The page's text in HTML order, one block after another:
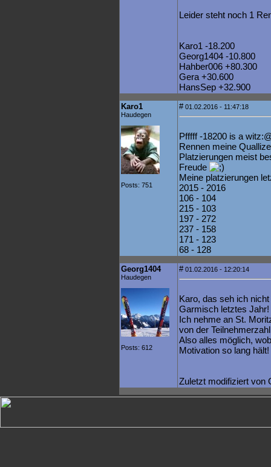
Leider steht noch 1
Karo1 -18.200
Georg1404 -10.800
Hahber006 +80.300
Gera +30.600
HansSep +32.900
Karo1
Haudegen
Posts: 751
#01.02.2016 - 11:47:18
Pfffff -18200 is a
Rennen meine
Platzierungen meist
Freude
Meine platzierungen
2015 - 2016
106 - 104
215 - 103
197 - 272
237 - 158
171 - 123
68 - 128
Georg1404
Haudegen
Posts: 612
#01.02.2016 - 12:20:14
Karo, das seh ich
Garmisch letztes Jahr!
Ich nehme an St.
von der
Also alles möglich,
Motivation so lang hält!
Zuletzt modifiziert von